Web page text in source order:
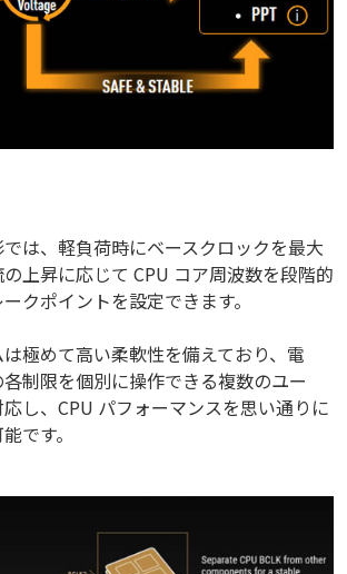
は、軽負荷時にベースクロックを最大
上昇に応じて CPU コア周波数を段階的
クポイントを設定できます。
極めて高い柔軟性を備えており、電
制限を個別に操作できる複数のユー
し、CPU パフォーマンスを思い通りに
です。